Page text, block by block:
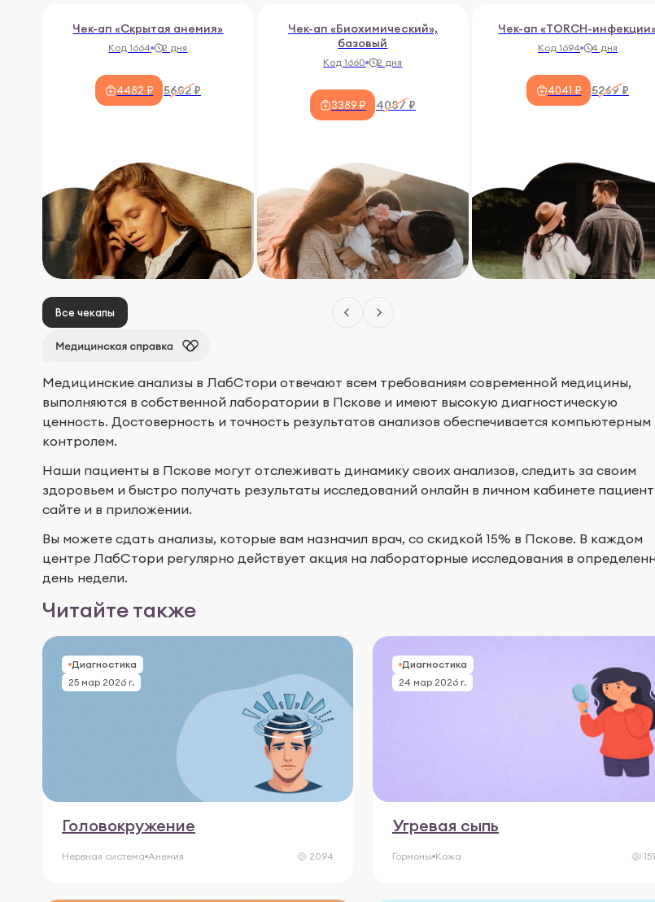
Чек-ап «Скрытая анемия»
Код 1664 2 дня
4482 ₽ 5602 ₽
Чек-ап «Биохимический»,
базовый
Код 1660 2 дня
3389 ₽ 4087 ₽
Чек-ап «TORCH-
Код 1694 4 дня
4041 ₽ 5269 ₽
lenslenslens
Все чекапы
Медицинские анализы в ЛабСтори отвечают всем требованиям современной медицины,
выполняются в собственной лаборатории в Пскове и имеют высокую диагностическую
ценность. Достоверность и точность результатов анализов обеспечивается компьютерным
контролем.
Наши пациенты в Пскове могут отслеживать динамику своих анализов, следить за своим
здоровьем и быстро получать результаты исследований онлайн в личном кабинете
сайте и в приложении.
Вы можете сдать анализы, которые вам назначил врач, со скидкой 15% в Пскове. В каждом
центре ЛабСтори регулярно действует акция на лабораторные исследования в
день недели.
Читайте также
Диагностика
25 мар 2026 г.
Головокружение
Нервная система Анемия 2094
Диагностика
24 мар 2026 г.
Угревая сыпь
Гормоны Кожа